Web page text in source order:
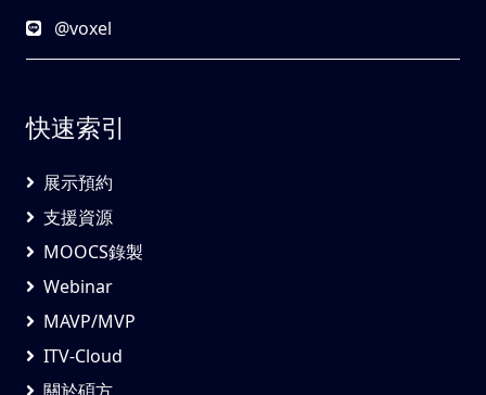
@voxel
快速索引
展示預約
支援資源
MOOCS錄製
Webinar
MAVP/MVP
ITV-Cloud